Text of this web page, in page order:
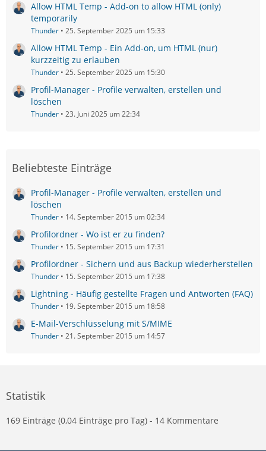
Allow HTML Temp - Add-on to allow HTML (only)
temporarily
Thunder 25. September 2025 um 15:33
Allow HTML Temp - Ein Add-on, um HTML (nur)
kurzzeitig zu erlauben
Thunder 25. September 2025 um 15:30
Profil-Manager - Profile verwalten, erstellen und
löschen
Thunder 23. Juni 2025 um 22:34
Beliebteste Einträge
Profil-Manager - Profile verwalten, erstellen und
löschen
Thunder 14. September 2015 um 02:34
Profilordner - Wo ist er zu finden?
Thunder 15. September 2015 um 17:31
Profilordner - Sichern und aus Backup wiederherstellen
Thunder 15. September 2015 um 17:38
Lightning - Häufig gestellte Fragen und Antworten (FAQ)
Thunder 19. September 2015 um 18:58
E-Mail-Verschlüsselung mit S/MIME
Thunder 21. September 2015 um 14:57
Statistik
169 Einträge (0,04 Einträge pro Tag) - 14 Kommentare